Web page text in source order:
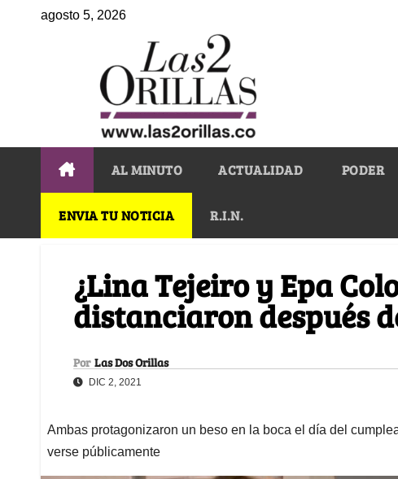
agosto 5, 2026
AL MINUTO ACTUALIDAD PODER
ENVIA TU NOTICIA R.I.N.
¿Lina Tejeiro y Epa
distanciaron después
Por Las Dos Orillas
DIC 2, 2021
Ambas protagonizaron un beso en la boca el día del
verse públicamente